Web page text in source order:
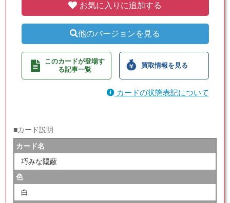
お気に入りに追加する
他のバージョンを見る
このカードが登場す
る記事一覧
買取情報を見る
カードの状態表記について
■カード説明
カード名
巧みな隠蔽
色
白